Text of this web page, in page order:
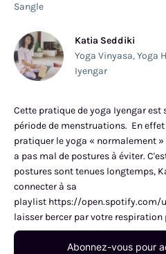
Sangle
Katia Seddiki
Yoga Vinyasa,Yoga
Iyengar
Cette pratique de yoga Iyengar
période de menstruations. En
pratiquer le yoga « normalement
a pas mal de postures à éviter.
postures sont tenues longtemps,
connecter à sa
playlist https://open.spotify.com/
laisser bercer par votre respiration
Abonnez-vous pour